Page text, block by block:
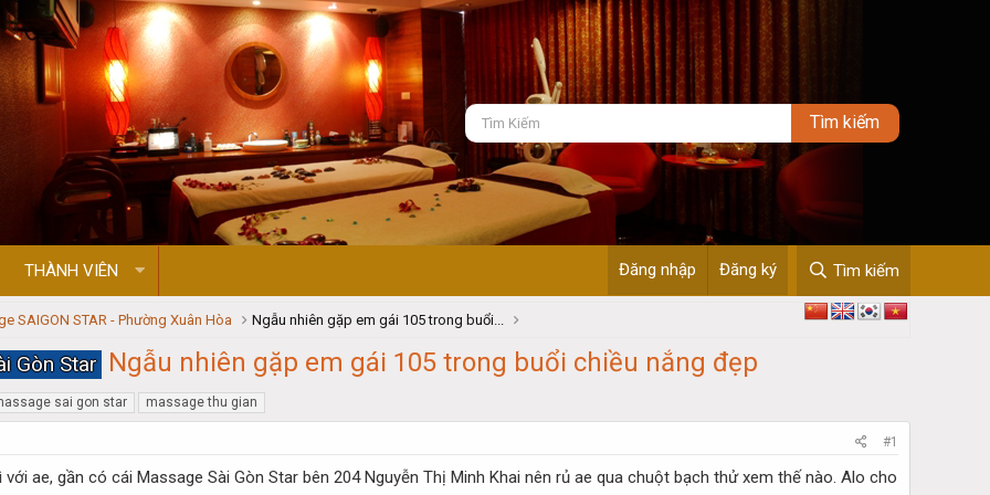
THÀNH VIÊN Đăng nhập Đăng ký Tìm kiếm
SAIGON STAR - Phường Xuân Hòa Ngẫu nhiên gặp em gái 105 trong buổi...
Gòn Star Ngẫu nhiên gặp em gái 105 trong buổi chiều nắng đẹp
sai gon star massage thu gian
#1
ae, gần có cái Massage Sài Gòn Star bên 204 Nguyễn Thị Minh Khai nên rủ ae qua chuột bạch thử xem thế nào. Alo cho